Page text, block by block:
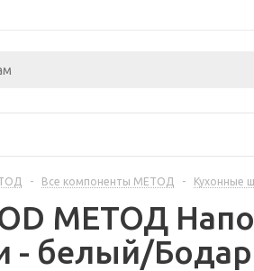
- Все компоненты МЕТОД - Кухонные
МЕТОД
- белый/